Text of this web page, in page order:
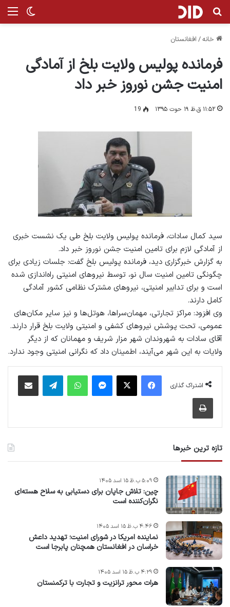
تغییر جستجو برای
خانه/ افغانستان
فرمانده پولیس ولایت بلخ از آمادگی
امنیت جشن نوروز خبر داد
۱۱:۵۲ ق.ظ ۱۹ حوت ۱۳۹۵ 19
سید کمال سادات، فرمانده پولیس ولایت بلخ طی یک نشست خبری
از آمادگی لازم برای تامین امنیت جشن نوروز خبر داد.
به گزارش خبرگزاری دید، فرمانده پولیس بلخ گفت: جلسات زیادی برای
چگونگی تامین امنیت سال نو، توسط نیروهای امنیتی راه‌اندازی شده
است و برای تدابیر امنیتی، نیروهای مشترک نظامی کشور آمادگی
کامل دارند.
وی افزود: مراکز تجارتی، مهمان‌سراها، هوتل‌ها و نیز سایر مکان‌های
عمومی، تحت پوشش نیروهای کشفی و امنیتی ولایت بلخ قرار دارند.
آقای سادات به شهروندان شهر مزار شریف و مهمانان که از دیگر
ولایات به این شهر می‌آیند، اطمینان داد که نگرانی امنیتی وجود ندارد.
اشتراک گذاری
فیس بوک پیام رسان واتس آپ
تازه ترین خبرها
چین: تلاش جاپان برای دستیابی به سلاح هسته‌ای
نگران‌کننده است
۵:۰۹ ب.ظ ۱۵ اسد ۱۴۰۵
نماینده امریکا در شورای امنیت؛ تهدید داعش
خراسان در افغانستان همچنان پابرجا است
۴:۴۶ ب.ظ ۱۵ اسد ۱۴۰۵
هرات محور ترانزیت و تجارت با ترکمنستان
۴:۲۹ ب.ظ ۱۵ اسد ۱۴۰۵